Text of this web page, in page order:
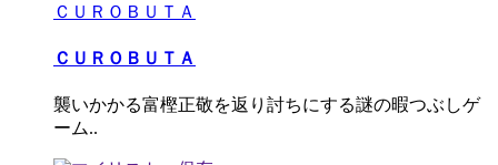
ＣＵＲＯＢＵＴＡ
ＣＵＲＯＢＵＴＡ
襲いかかる富樫正敬を返り討ちにする謎の暇つぶしゲ
ーム..